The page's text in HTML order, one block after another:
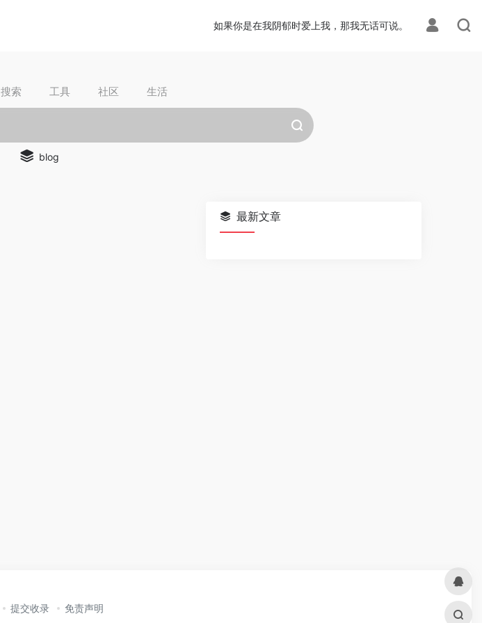
如果你是在我阴郁时爱上我，那我无话可说。
搜索 工具 社区 生活
blog
最新文章
提交收录 免责声明